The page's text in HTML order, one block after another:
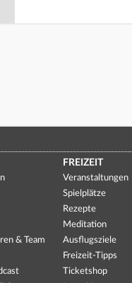
& Team
FREIZEIT
Veranstaltungen
Spielplätze
Rezepte
Meditation
Ausflugsziele
Freizeit-Tipps
Ticketshop